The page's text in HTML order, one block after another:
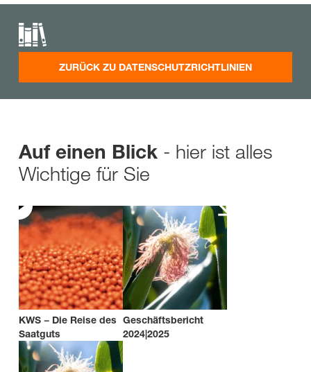
ZURÜCK ZU DATENSCHUTZRICHTLINIEN
Auf einen Blick - hier ist alles
Wichtige für Sie
KWS − Die Reise des
Saatguts
Geschäftsbericht
2024|2025